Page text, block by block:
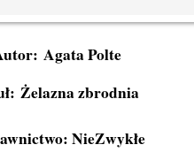
Agata Polte
Żelazna zbrodnia
NieZwykłe